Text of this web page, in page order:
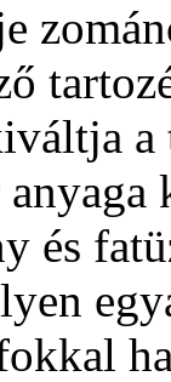
a
anyaga
és